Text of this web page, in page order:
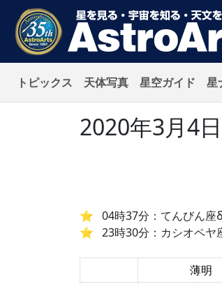
トピックス 天体写真 星空ガイド 星
2020年3月4
04時37分：てんびん座
23時30分：カシオペヤ
薄明